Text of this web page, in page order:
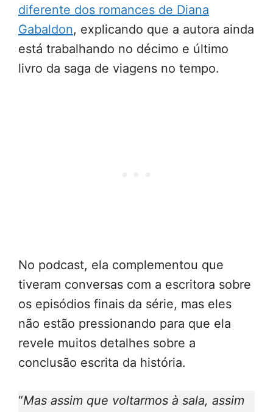
diferente dos romances de Diana
Gabaldon, explicando que a autora ainda
está trabalhando no décimo e último
livro da saga de viagens no tempo.
No podcast, ela complementou que
tiveram conversas com a escritora sobre
os episódios finais da série, mas eles
não estão pressionando para que ela
revele muitos detalhes sobre a
conclusão escrita da história.
“Mas assim que voltarmos à sala, assim